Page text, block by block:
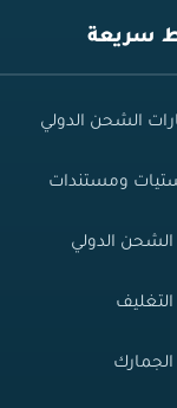
سريعة
الشحن الدولي
ومستندات
الشحن الدولي
التغليف
الجمارك